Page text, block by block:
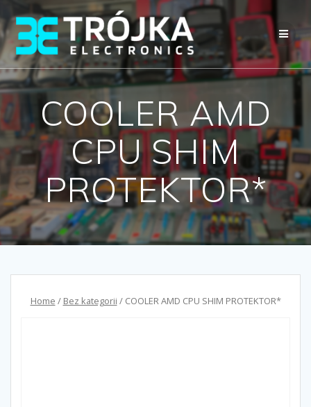
Przejdź
do
treści
COOLER AMD
CPU SHIM
PROTEKTOR*
Home / Bez kategorii / COOLER AMD CPU SHIM PROTEKTOR*